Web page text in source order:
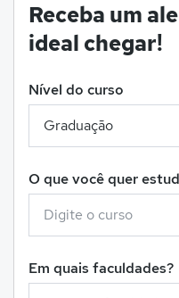
Receba um
ideal chegar!
Nível do curso
O que você quer
Em quais faculdades?